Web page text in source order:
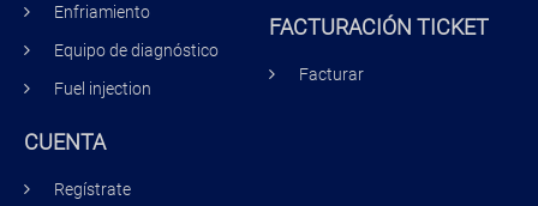
Enfriamiento
Equipo de diagnóstico
Fuel injection
FACTURACIÓN TICKET
Facturar
CUENTA
Regístrate